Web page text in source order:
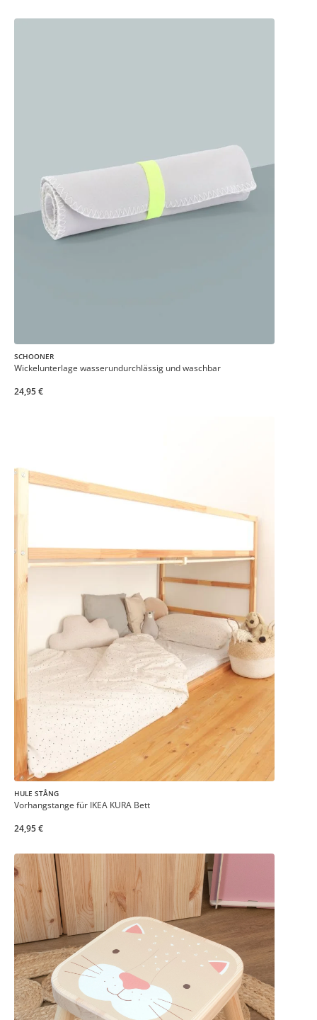
SCHOONER
Wickelunterlage wasserundurchlässig und waschbar
24,95 €
HULE STÅNG
Vorhangstange für IKEA KURA Bett
24,95 €